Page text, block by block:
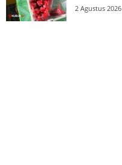
2 Agustus 2026